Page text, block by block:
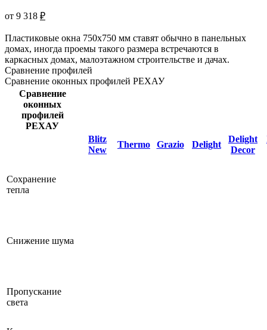
от 9 318 ₽
Пластиковые окна 750x750 мм ставят обычно в панельных
домах, иногда проемы такого размера встречаются в
каркасных домах, малоэтажном строительстве и дачах.
Сравнение профилей
Сравнение оконных профилей РЕХАУ
Сравнение
оконных
профилей
РЕХАУ
Blitz
New
Thermo Grazio Delight
Delight
Decor
Сохранение
тепла
Снижение шума
Пропускание
света